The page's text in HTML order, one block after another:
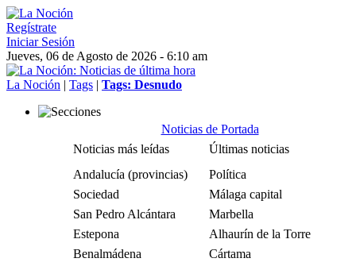
Regístrate
Iniciar Sesión
Jueves, 06 de Agosto de 2026 - 6:10 am
La Noción | Tags | Tags: Desnudo
Noticias de Portada
Noticias más leídas
Últimas noticias
Andalucía (provincias)
Política
Sociedad
Málaga capital
San Pedro Alcántara
Marbella
Estepona
Alhaurín de la Torre
Benalmádena
Cártama